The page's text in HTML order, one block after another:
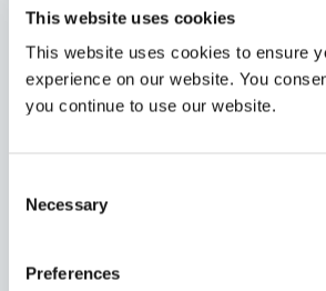
This website uses cookies
This website uses cookies to ensure
experience on our website. You
you continue to use our website.
Selection
Necessary
Preferences
Form-in-Place-Dichtungsmasse hat
ausgezeichnete Feuchtigkeits- und
Chemikalienbeständigkeit für
Dichtungsanwendungen und
einen geringen
Americas